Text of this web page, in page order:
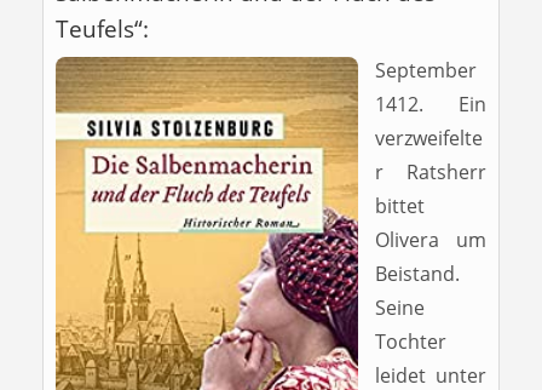
Teufels“:
September
1412. Ein
verzweifelte
r Ratsherr
bittet
Olivera um
Beistand.
Seine
Tochter
leidet unter